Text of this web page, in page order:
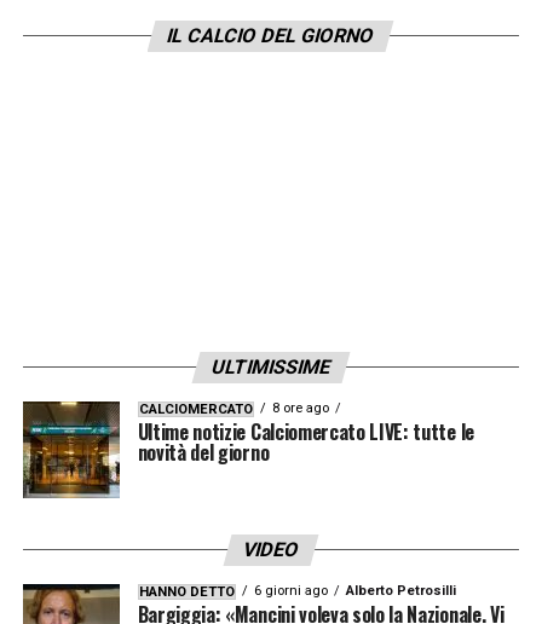
partite che affrontiamo. Dovbyk mi sembra in
crescita sul piano atletico, sicuramente
migliorare sul piano tecnico».
LA PLAYLIST DELLE NOSTRE TOP NEWS
IL CALCIO DEL GIORNO
ULTIMISSIME
CALCIOMERCATO 8 ore ago
Ultime notizie Calciomercato LIVE: tutte le
novità del giorno
VIDEO
HANNO DETTO 6 giorni ago Alberto Petrosilli
Bargiggia: «Mancini voleva solo la Nazionale. Vi